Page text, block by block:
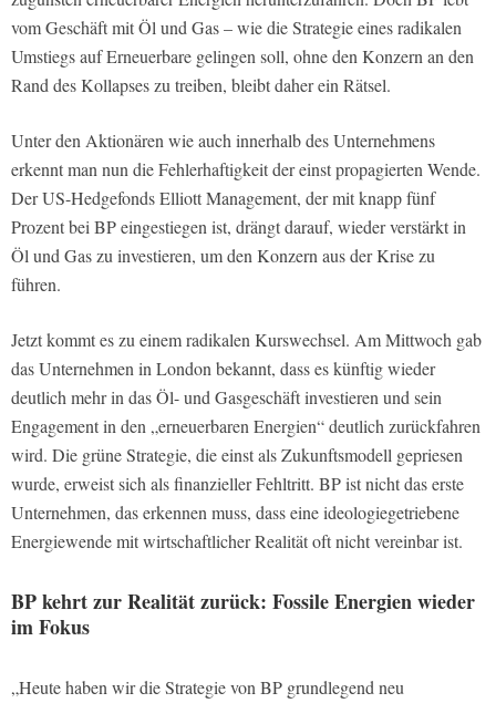
vom Geschäft mit Öl und Gas – wie die Strategie eines radikalen
Umstiegs auf Erneuerbare gelingen soll, ohne den Konzern an den
Rand des Kollapses zu treiben, bleibt daher ein Rätsel.
Unter den Aktionären wie auch innerhalb des Unternehmens
erkennt man nun die Fehlerhaftigkeit der einst propagierten Wende.
Der US-Hedgefonds Elliott Management, der mit knapp fünf
Prozent bei BP eingestiegen ist, drängt darauf, wieder verstärkt in
Öl und Gas zu investieren, um den Konzern aus der Krise zu
führen.
Jetzt kommt es zu einem radikalen Kurswechsel. Am Mittwoch gab
das Unternehmen in London bekannt, dass es künftig wieder
deutlich mehr in das Öl- und Gasgeschäft investieren und sein
Engagement in den „erneuerbaren Energien“ deutlich zurückfahren
wird. Die grüne Strategie, die einst als Zukunftsmodell gepriesen
wurde, erweist sich als finanzieller Fehltritt. BP ist nicht das erste
Unternehmen, das erkennen muss, dass eine ideologiegetriebene
Energiewende mit wirtschaftlicher Realität oft nicht vereinbar ist.
BP kehrt zur Realität zurück: Fossile Energien wieder
im Fokus
„Heute haben wir die Strategie von BP grundlegend neu